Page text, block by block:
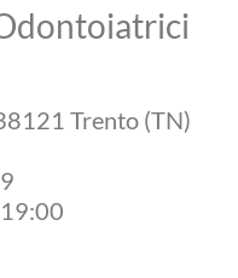
Trento (TN)